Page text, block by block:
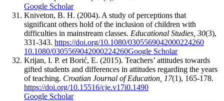
Google Scholar
Kniveton, B. H. (2004). A study of perceptions that
significant others hold of the inclusion of children with
difficulties in mainstream classes. Educational Studies, 30(3),
331-343. https://doi.org/10.1080/0305569042000224260
10.1080/0305569042000224260Google Scholar
Krijan, I. P. et Borić, E. (2015). Teachers’ attitudes towards
gifted students and differences in attitudes regarding the years
of teaching. Croatian Journal of Education, 17(1), 165-178.
https://doi.org/10.15516/cje.v17i0.1490
Google Scholar